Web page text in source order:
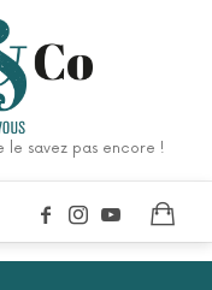
le savez pas encore !